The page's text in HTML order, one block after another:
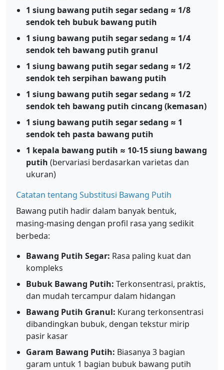
1 siung bawang putih segar sedang ≈ 1/8
sendok teh bubuk bawang putih
1 siung bawang putih segar sedang ≈ 1/4
sendok teh bawang putih granul
1 siung bawang putih segar sedang ≈ 1/2
sendok teh serpihan bawang putih
1 siung bawang putih segar sedang ≈ 1/2
sendok teh bawang putih cincang (kemasan)
1 siung bawang putih segar sedang ≈ 1
sendok teh pasta bawang putih
1 kepala bawang putih ≈ 10-15 siung bawang
putih (bervariasi berdasarkan varietas dan
ukuran)
Catatan tentang Substitusi Bawang Putih
Bawang putih hadir dalam banyak bentuk,
masing-masing dengan profil rasa yang sedikit
berbeda:
Bawang Putih Segar: Rasa paling kuat dan
kompleks
Bubuk Bawang Putih: Terkonsentrasi, praktis,
dan mudah tercampur dalam hidangan
Bawang Putih Granul: Kurang terkonsentrasi
dibandingkan bubuk, dengan tekstur mirip
pasir kasar
Garam Bawang Putih: Biasanya 3 bagian
garam untuk 1 bagian bubuk bawang putih